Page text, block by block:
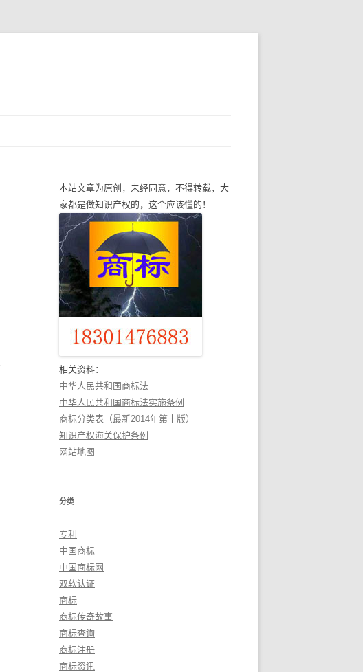
本站文章为原创，未经同意，不得转载，大
家都是做知识产权的，这个应该懂的！
相关资料：
中华人民共和国商标法
中华人民共和国商标法实施条例
商标分类表（最新2014年第十版）
知识产权海关保护条例
网站地图
分类
专利
中国商标
中国商标网
双软认证
商标
商标传奇故事
商标查询
商标注册
商标资讯